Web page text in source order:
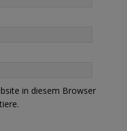
in diesem Browser